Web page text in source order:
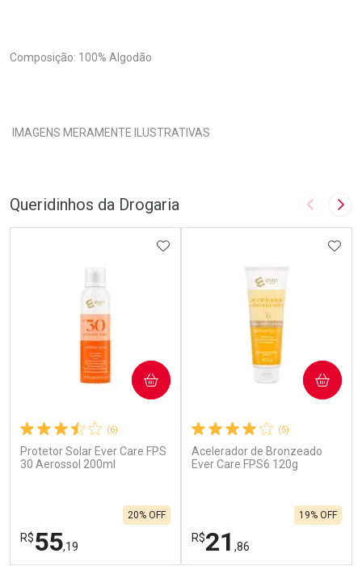
Composição: 100% Algodão
IMAGENS MERAMENTE ILUSTRATIVAS
Queridinhos da Drogaria Imagem
(6)
Protetor Solar Ever Care FPS
30 Aerossol 200ml
R$55,19
20% OFF
ADICIONAR AOS FAVORITOS
COMPRAR
(5)
Acelerador de Bronzeado
Ever Care FPS6 120g
R$21 ,86
19% OFF
COMPRAR